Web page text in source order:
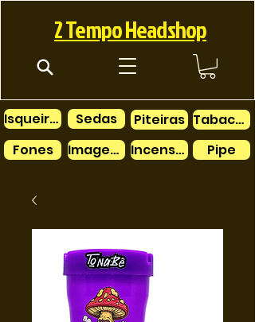
2 Tempo Headshop
Isqueiros
Fones
Sedas
Imagens
Piteiras
Tabacos
Incensos
Pipe